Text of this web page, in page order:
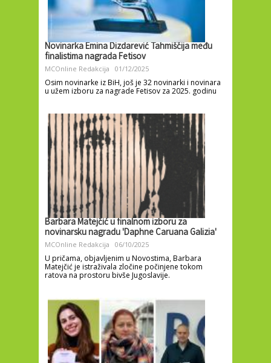
Novinarka Emina Dizdarević Tahmiščija među
finalistima nagrada Fetisov
MCOnline Redakcija 01/12/2025
Osim novinarke iz BiH, još je 32 novinarki i novinara
u užem izboru za nagrade Fetisov za 2025. godinu
Barbara Matejčić u finalnom izboru za
novinarsku nagradu 'Daphne Caruana Galizia'
MCOnline Redakcija 06/10/2025
U pričama, objavljenim u Novostima, Barbara
Matejčić je istraživala zločine počinjene tokom
ratova na prostoru bivše Jugoslavije.